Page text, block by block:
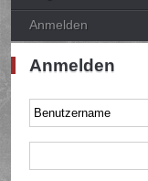
Anmelden
Anmelden